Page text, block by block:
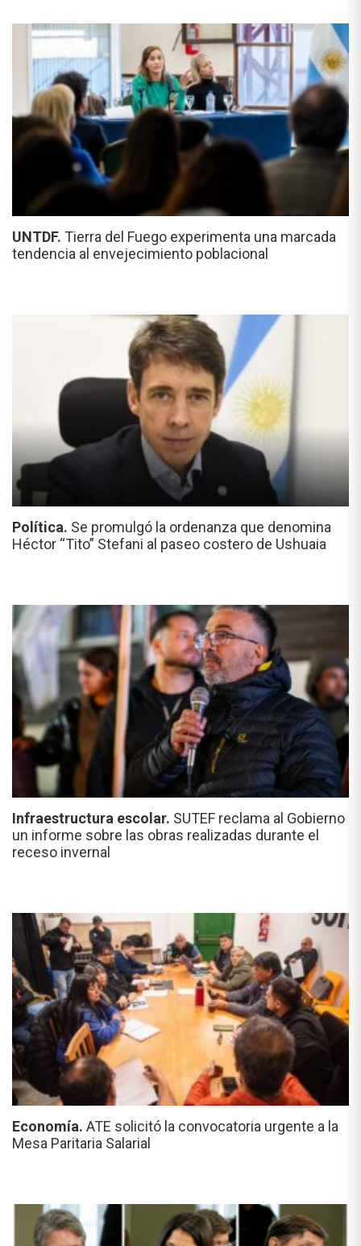
UNTDF. Tierra del Fuego experimenta una marcada
tendencia al envejecimiento poblacional
Política. Se promulgó la ordenanza que denomina
Héctor “Tito” Stefani al paseo costero de Ushuaia
Infraestructura escolar. SUTEF reclama al Gobierno
un informe sobre las obras realizadas durante el
receso invernal
Economía. ATE solicitó la convocatoria urgente a la
Mesa Paritaria Salarial